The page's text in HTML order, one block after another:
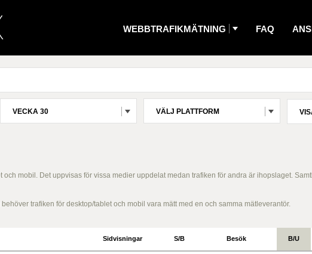
WEBBTRAFIKMÄTNING FAQ
VECKA 30 VÄLJ PLATTFORM
och mobil. Det uppvisas för vissa medier uppdelat medan trafiken för andra är ihopslaget.
trafiken för desktop/tablet och mobil vara mätt med en och samma mätleverantör.
Sidvisningar S/B Besök B/U